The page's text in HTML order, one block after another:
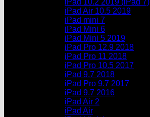
iPad 10.2 2019 (iPad 7)
iPad Air 10.5 2019
iPad mini 7
iPad Mini 6
iPad Mini 5 2019
iPad Pro 12.9 2018
iPad Pro 11 2018
iPad Pro 10.5 2017
iPad 9.7 2018
iPad Pro 9.7 2017
iPad 9.7 2016
iPad Air 2
iPad Air